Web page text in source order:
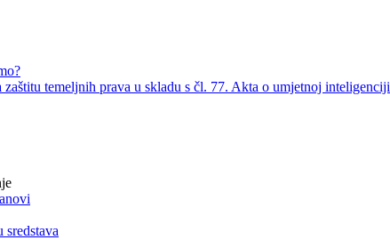
zaštitu temeljnih prava u skladu s čl. 77. Akta o umjetnoj inteligenciji
sredstava